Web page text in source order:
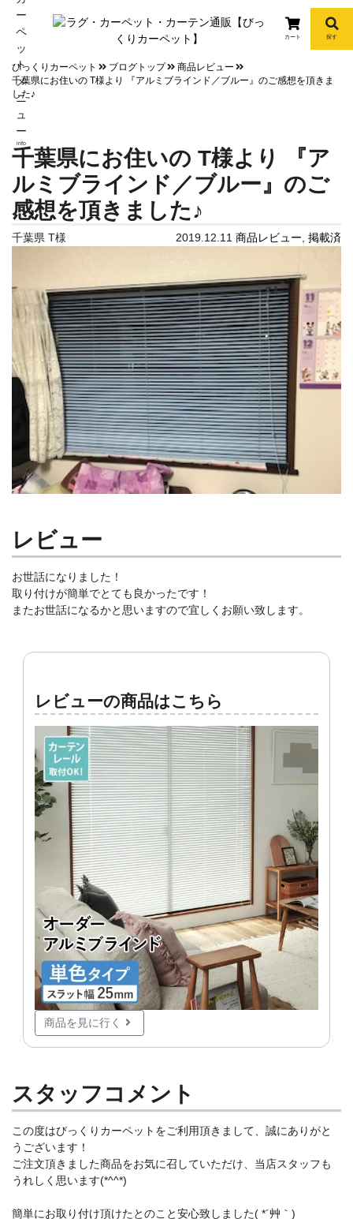
info
カート 探す
びっくりカーペット ブログトップ
商品レビュー
千葉県にお住いの T様より 『アルミブラインド／ブルー』のご感想を頂きま
した♪
千葉県にお住いの T様より 『ア
ルミブラインド／ブルー』のご
感想を頂きました♪
千葉県 T様 2019.12.11 商品レビュー 掲載済
レビュー
お世話になりました！
取り付けが簡単でとても良かったです！
またお世話になるかと思いますので宜しくお願い致します。
レビューの商品はこちら
商品を見に行く
スタッフコメント
この度はびっくりカーペットをご利用頂きまして、誠にありがと
うございます！
ご注文頂きました商品をお気に召していただけ、当店スタッフも
うれしく思います(*^^*)
簡単にお取り付け頂けたとのこと安心致しました( *´艸｀)